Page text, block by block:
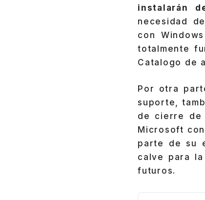
instalarán
necesidad
con
totalmente
Catalogo de
Por otra
suporte,
de cierre de
Microsoft
parte de su
calve para
futuros.